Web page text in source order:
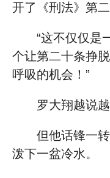
开了《刑法》第
“这不仅仅是
个让第二十条挣
呼吸的机会！”
罗大翔越说
但他话锋一
泼下一盆冷水。